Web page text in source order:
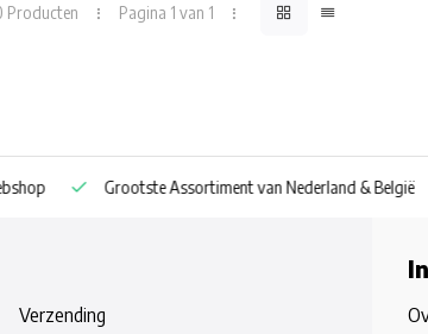
Producten Pagina 1 van 1
van Nederland & België Snelle Verzending
Verzending